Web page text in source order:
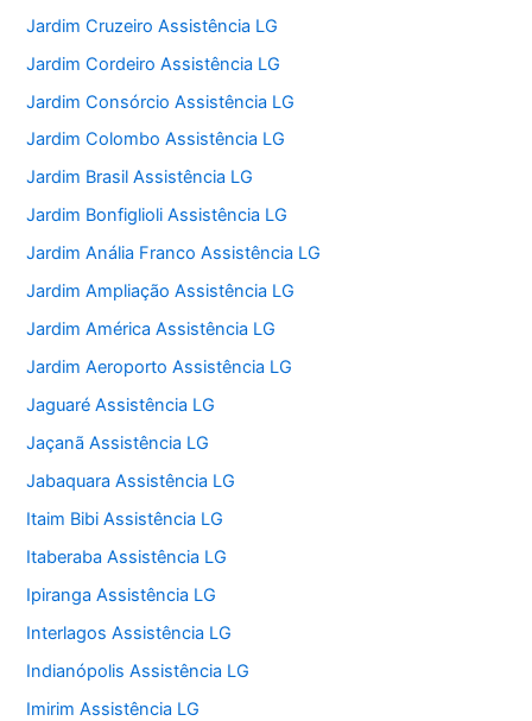
Jardim Cruzeiro Assistência LG
Jardim Cordeiro Assistência LG
Jardim Consórcio Assistência LG
Jardim Colombo Assistência LG
Jardim Brasil Assistência LG
Jardim Bonfiglioli Assistência LG
Jardim Anália Franco Assistência LG
Jardim Ampliação Assistência LG
Jardim América Assistência LG
Jardim Aeroporto Assistência LG
Jaguaré Assistência LG
Jaçanã Assistência LG
Jabaquara Assistência LG
Itaim Bibi Assistência LG
Itaberaba Assistência LG
Ipiranga Assistência LG
Interlagos Assistência LG
Indianópolis Assistência LG
Imirim Assistência LG